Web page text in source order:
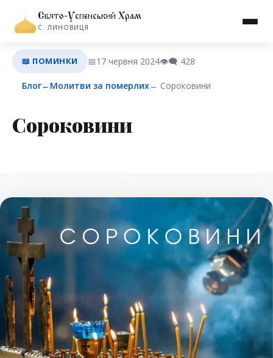
Свято-Успенський Храм
С. ЛИНОВИЦЯ
📖 ПОМИНКИ 📅17 червня 2024👁️‍🗨️ 428
Блог←Молитви за померлих← Сороковини
Сороковини